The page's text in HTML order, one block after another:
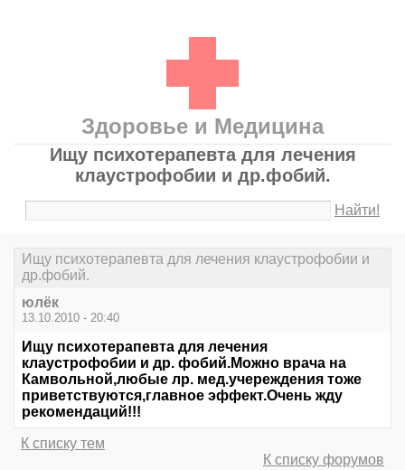
Здоровье и Медицина
Ищу психотерапевта для лечения
клаустрофобии и др.фобий.
Найти!
Ищу психотерапевта для лечения клаустрофобии и
др.фобий.
юлёк
13.10.2010 - 20:40
Ищу психотерапевта для лечения
клаустрофобии и др. фобий.Можно врача на
Камвольной,любые лр. мед.учереждения тоже
приветствуются,главное эффект.Очень жду
рекомендаций!!!
К списку тем
К списку форумов